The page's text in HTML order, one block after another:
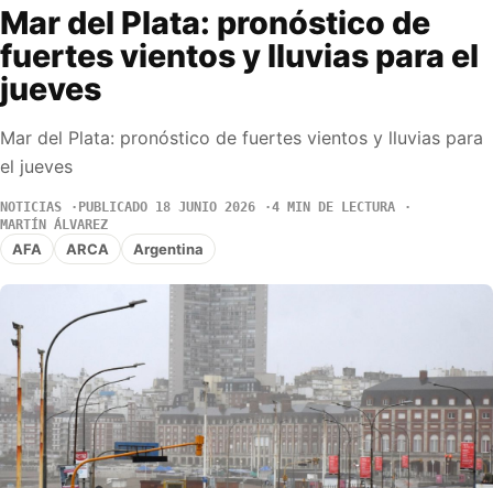
Mar del Plata: pronóstico de
fuertes vientos y lluvias para el
jueves
Mar del Plata: pronóstico de fuertes vientos y lluvias para
el jueves
NOTICIAS PUBLICADO 18 JUNIO 2026
4 MIN DE LECTURA
MARTÍN ÁLVAREZ
AFA ARCA Argentina